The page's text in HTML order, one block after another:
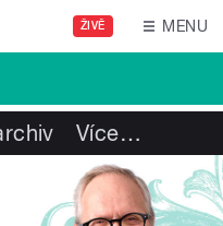
ŽIVĚ MENU
Více…